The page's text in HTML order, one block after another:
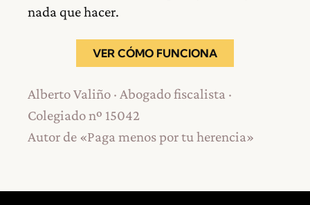
nada que hacer.
VER CÓMO FUNCIONA
Alberto Valiño · Abogado fiscalista ·
Colegiado nº 15042
Autor de «Paga menos por tu herencia»